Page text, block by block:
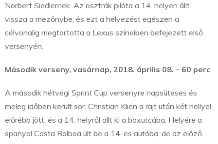
Norbert Siedlernek. Az osztrák pilóta a 14. helyen állt
vissza a mezőnybe, és ezt a helyezést egészen a
célvonalig megtartotta a Lexus színeiben befejezett első
versenyén.
Második verseny, vasárnap, 2018. április 08. – 60 perc
A második hétvégi Sprint Cup versenyre napsütéses és
meleg időben került sor. Christian Klien a rajt után két hellyel
előrébb jött, és a 14. helyről állt ki a boxutcába. Helyére a
spanyol Costa Balboa ült be a 14-es autóba, de az előző